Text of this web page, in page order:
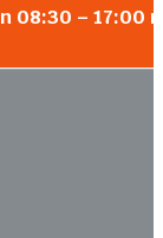
08:30 –